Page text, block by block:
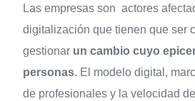
Las empresas son actores
digitalización que tienen que ser
gestionar un cambio cuyo
personas. El modelo digital,
de profesionales y la velocidad